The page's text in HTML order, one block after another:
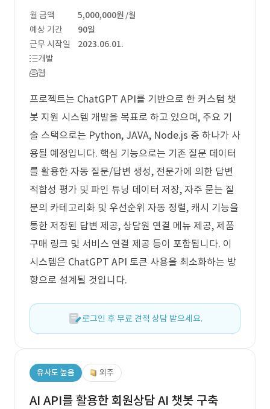
월 금액 5,000,000원 /월
예상 기간
90일
근무 시작일
2023.06.01.
개발
웹
프로젝트는 ChatGPT API를 기반으로 한 커스텀 챗
봇 지원 시스템 개발을 목표로 하고 있으며, 주요 기
술 스택으로는 Python, JAVA, Node.js 중 하나가 사
용될 예정입니다. 핵심 기능으로는 기존 질문 데이터
를 활용한 자동 질문/답변 생성, 전문가에 의한 답변
적합성 평가 및 파인 튜닝 데이터 저장, 자주 묻는 질
문의 카테고리화 및 우선순위 자동 정렬, 캐시 기능을
통한 저장된 답변 제공, 상담원 연결 메뉴 제공, 제품
구매 링크 및 서비스 연결 제공 등이 포함됩니다. 이
시스템은 ChatGPT API 토큰 사용을 최소화하는 방
향으로 설계될 것입니다.
로그인 후 무료 견적 상담 받으세요.
유사도 높음 외주
AI API를 활용한 회원상담 AI 챗봇 구축